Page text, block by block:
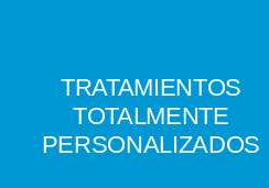
TRATAMIENTOS
TOTALMENTE
PERSONALIZADOS